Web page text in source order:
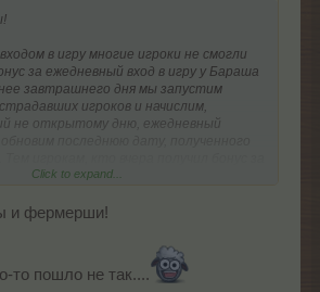
в игру многие игроки не смогли
за ежедневный вход в игру у Бараша
завтрашнего дня мы запустим
игроков и начислим,
не открытому дню, ежедневный
игру самостоятельно, подарок
. Бонус можно получить через
с 18:00 по
23:59 по времени сервера
Click to expand...
и фермерши!
то пошло не так....